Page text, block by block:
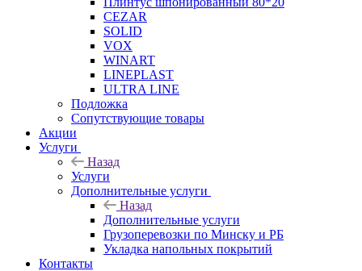
CEZAR
SOLID
VOX
WINART
LINEPLAST
ULTRA LINE
Подложка
Сопутствующие товары
Акции
Услуги
Назад
Услуги
Дополнительные услуги
Назад
Дополнительные услуги
Грузоперевозки по Минску и РБ
Укладка напольных покрытий
Контакты